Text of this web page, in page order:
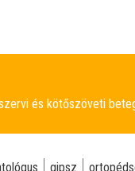
és kötőszöveti
gipsz